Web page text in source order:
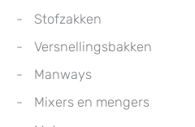
Stofzakken
Versnellingsbakken
Manways
Mixers en mengers